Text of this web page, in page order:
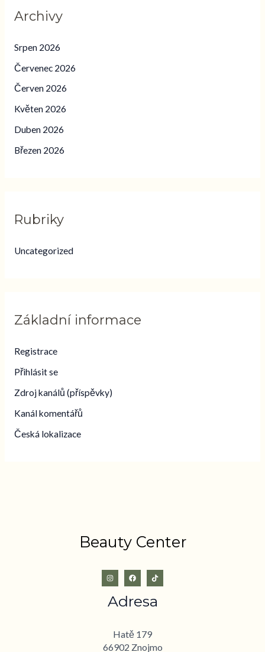
Archivy
Srpen 2026
Červenec 2026
Červen 2026
Květen 2026
Duben 2026
Březen 2026
Rubriky
Uncategorized
Základní informace
Registrace
Přihlásit se
Zdroj kanálů (příspěvky)
Kanál komentářů
Česká lokalizace
Beauty Center
Adresa
Hatě 179
66902 Znojmo